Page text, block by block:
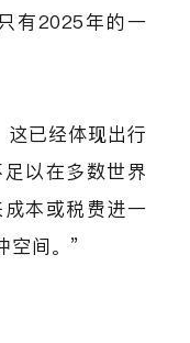
有2025年的一
这已经体现出行
以在多数世界
本或税费进一
空间。”